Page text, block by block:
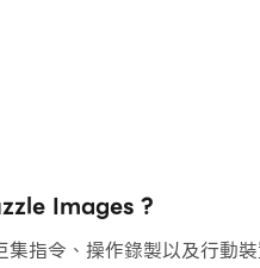
this is a fresh and
Images ?
指令、操作錄製以及行動